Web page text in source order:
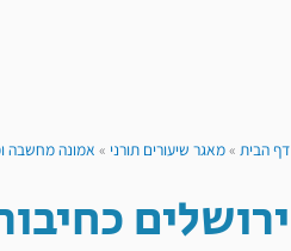
דף הבית »מאגר שיעורים תורני » אמונה מחשבה
ירושלים